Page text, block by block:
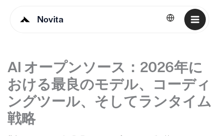
Novita 日本語
AI オープンソース：2026年に
おける最良のモデル、コーディ
ングツール、そしてランタイム
戦略